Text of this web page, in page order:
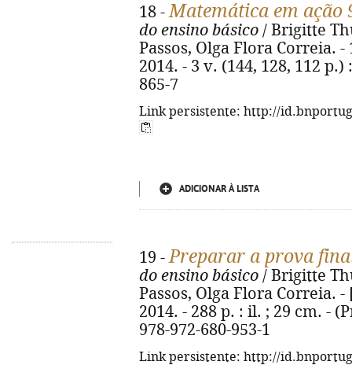
18 -Matemática em ação
do ensino básico / Brigitte
Passos, Olga Flora Correia. -
2014. - 3 v. (144, 128, 112
865-7
Link persistente: http://
ADICIONAR À LISTA
19 -Preparar a prova
do ensino básico / Brigitte
Passos, Olga Flora Correia.
2014. - 288 p. : il. ; 29 cm. -
978-972-680-953-1
Link persistente: http://